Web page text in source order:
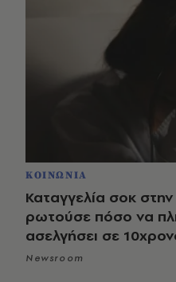
ΚΟΙΝΩΝΙΑ
Καταγγελία σοκ
ρωτούσε πόσο να
ασελγήσει σε
Newsroom